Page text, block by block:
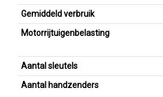
Gemiddeld verbruik
Motorrijtuigenbelasting
Aantal sleutels
Aantal handzenders